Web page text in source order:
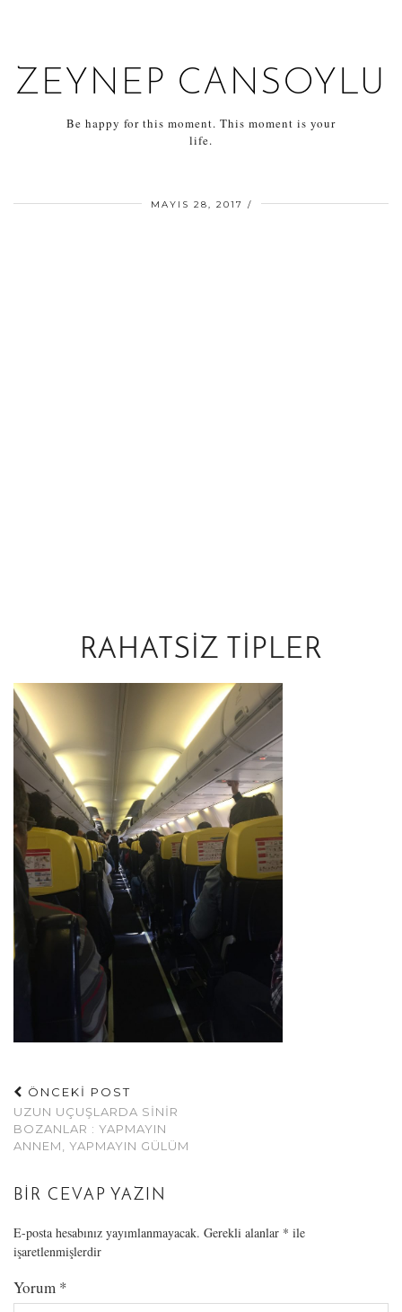
ZEYNEP CANSOYLU
Be happy for this moment. This moment is your
life.
MAYIS 28, 2017
RAHATSIZ TIPLER
ÖNCEKİ POST
UZUN UÇUŞLARDA SINIR
BOZANLAR : YAPMAYIN
ANNEM, YAPMAYIN GÜLÜM
BIR CEVAP YAZIN
E-posta hesabınız yayımlanmayacak. Gerekli alanlar * ile
işaretlenmişlerdir
Yorum *